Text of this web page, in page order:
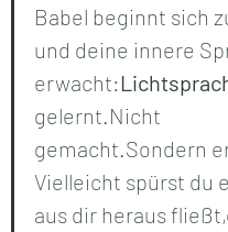
Babel beginnt sich
und deine innere
erwacht:
gelernt.Nicht
gemacht.Sondern
Vielleicht spürst du
aus dir heraus